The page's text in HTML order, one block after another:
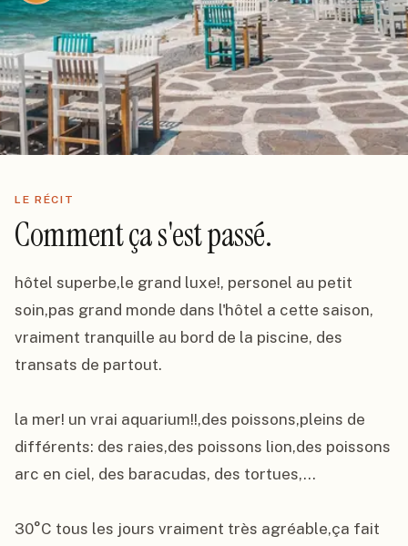
LE RÉCIT
Comment ça s'est passé.
hôtel superbe,le grand luxe!, personel au petit
soin,pas grand monde dans l'hôtel a cette saison,
vraiment tranquille au bord de la piscine, des
transats de partout.
la mer! un vrai aquarium!!,des poissons,pleins de
différents: des raies,des poissons lion,des poissons
arc en ciel, des baracudas, des tortues,...
30°C tous les jours vraiment très agréable,ça fait